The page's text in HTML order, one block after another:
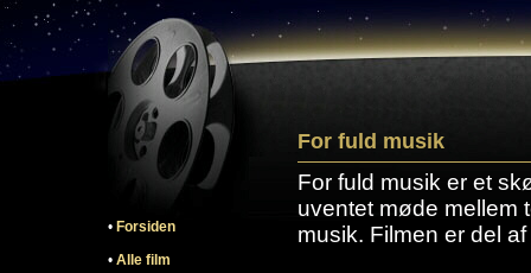
• Forsiden
• Alle film
For fuld musik
For fuld musik er et
uventet møde mellem
musik. Filmen er del